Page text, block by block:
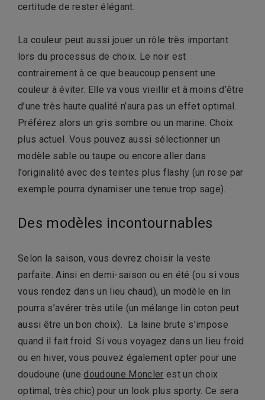
certitude de rester élégant.
La couleur peut aussi jouer un rôle très important
lors du processus de choix. Le noir est
contrairement à ce que beaucoup pensent une
couleur à éviter. Elle va vous vieillir et à moins d’être
d’une très haute qualité n’aura pas un effet optimal.
Préférez alors un gris sombre ou un marine. Choix
plus actuel. Vous pouvez aussi sélectionner un
modèle sable ou taupe ou encore aller dans
l’originalité avec des teintes plus flashy (un rose par
exemple pourra dynamiser une tenue trop sage).
Des modèles incontournables
Selon la saison, vous devrez choisir la veste
parfaite. Ainsi en demi-saison ou en été (ou si vous
vous rendez dans un lieu chaud), un modèle en lin
pourra s’avérer très utile (un mélange lin coton peut
aussi être un bon choix). La laine brute s’impose
quand il fait froid. Si vous voyagez dans un lieu froid
ou en hiver, vous pouvez également opter pour une
doudoune (unedoudoune Moncler est un choix
optimal, très chic) pour un look plus sporty. Ce sera